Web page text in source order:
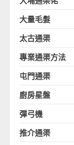
大量毛髮
太古通渠
專業通渠方法
屯門通渠
廚房星盤
彈弓機
推介通渠